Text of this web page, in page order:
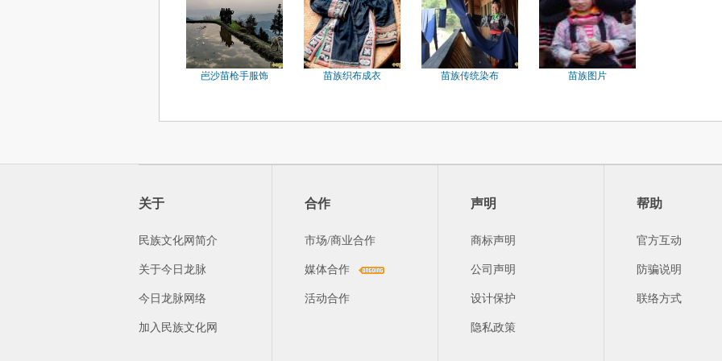
岜沙苗枪手服饰 苗族织布成衣 苗族传统染布 苗族图片
关于
民族文化网简介
关于今日龙脉
今日龙脉网络
加入民族文化网
合作
市场/商业合作
媒体合作
活动合作
声明
商标声明
公司声明
设计保护
隐私政策
帮助
官方互动
防骗说明
联络方式